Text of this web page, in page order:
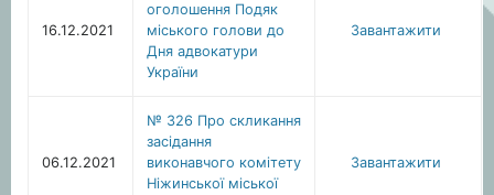
16.12.2021
оголошення Подяк
міського голови до
Дня адвокатури
України
Завантажити
06.12.2021
№ 326 Про скликання
засідання
виконавчого комітету
Ніжинської міської
Завантажити